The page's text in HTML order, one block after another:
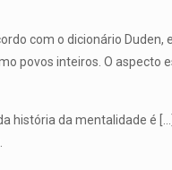
com o dicionário Duden,
povos inteiros. O aspecto
história da mentalidade é